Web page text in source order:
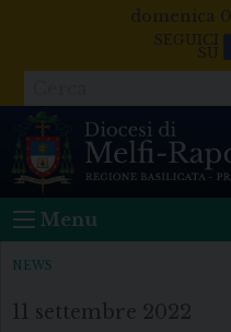
domenica
Menu
NEWS
11 settembre 2022